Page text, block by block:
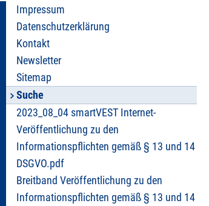
Impressum
Datenschutzerklärung
Kontakt
Newsletter
Sitemap
Suche
2023_08_04 smartVEST Internet-
Veröffentlichung zu den
Informationspflichten gemäß § 13 und 14
DSGVO.pdf
Breitband Veröffentlichung zu den
Informationspflichten gemäß § 13 und 14